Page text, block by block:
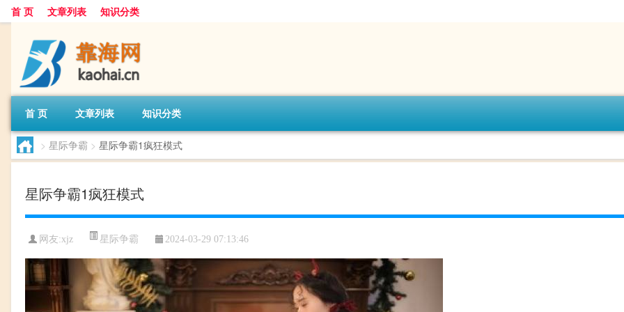
首 页 文章列表 知识分类
首 页 文章列表 知识分类
> 星际争霸 > 星际争霸1疯狂模式
星际争霸1疯狂模式
网友:xjz 星际争霸 2024-03-29 07:13:46